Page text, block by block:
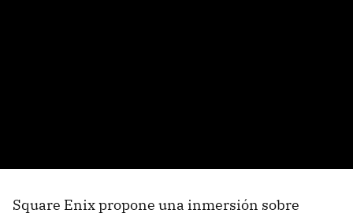
Square Enix propone una inmersión sobre